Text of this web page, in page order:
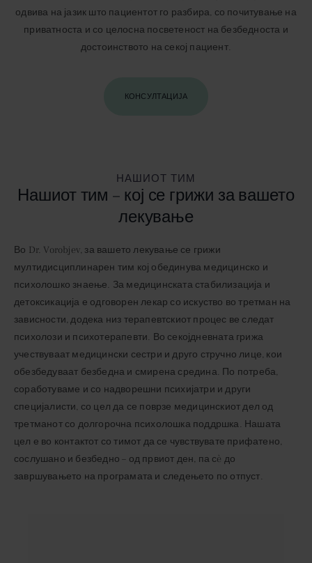
одвива на јазик што пациентот го разбира, со почитување на
приватноста и со целосна посветеност на безбедноста и
достоинството на секој пациент.
КОНСУЛТАЦИЈА
НАШИОТ ТИМ
Нашиот тим – кој се грижи за вашето
лекување
Во Dr. Vorobjev, за вашето лекување се грижи
мултидисциплинарен тим кој обединува медицинско и
психолошко знаење. За медицинската стабилизација и
детоксикација е одговорен лекар со искуство во третман на
зависности, додека низ терапевтскиот процес ве следат
психолози и психотерапевти. Во секојдневната грижа
учествуваат медицински сестри и друго стручно лице, кои
обезбедуваат безбедна и смирена средина. По потреба,
соработуваме и со надворешни психијатри и други
специјалисти, со цел да се поврзе медицинскиот дел од
третманот со долгорочна психолошка поддршка. Нашата
цел е во контактот со тимот да се чувствувате прифатено,
сослушано и безбедно – од првиот ден, па сè до
завршувањето на програмата и следењето по отпуст.